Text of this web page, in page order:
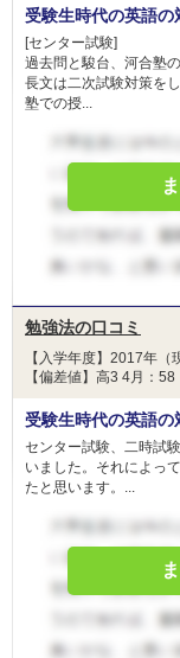
受験生時代の英語の
[センター試験]
過去問と駿台、河合塾
長文は二次試験対策を
塾での授...
勉強法の口コミ
【入学年度】2017年（
【偏差値】高3 4月：
受験生時代の英語の
センター試験、二時試
いました。それによっ
たと思います。...